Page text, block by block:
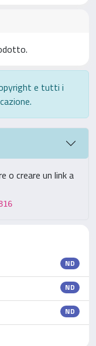
e tutti i
o creare un link a
ND
ND
ND